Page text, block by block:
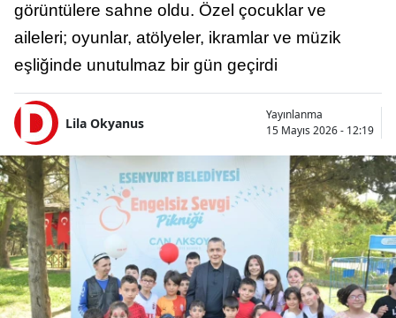
görüntülere sahne oldu. Özel çocuklar ve
aileleri; oyunlar, atölyeler, ikramlar ve müzik
eşliğinde unutulmaz bir gün geçirdi
Lila Okyanus
Yayınlanma
15 Mayıs 2026 - 12:19